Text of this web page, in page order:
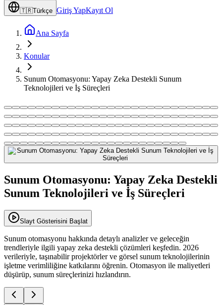
🇹🇷Türkçe Giriş YapKayıt Ol
Ana Sayfa
Konular
Sunum Otomasyonu: Yapay Zeka Destekli Sunum
Teknolojileri ve İş Süreçleri
Sunum Otomasyonu: Yapay Zeka Destekli
Sunum Teknolojileri ve İş Süreçleri
Slayt Gösterisini Başlat
Sunum otomasyonu hakkında detaylı analizler ve geleceğin
trendleriyle ilgili yapay zeka destekli çözümleri keşfedin. 2026
verileriyle, taşınabilir projektörler ve görsel sunum teknolojilerinin
işletme verimliliğine katkılarını öğrenin. Otomasyon ile maliyetleri
düşürüp, sunum süreçlerinizi hızlandırın.